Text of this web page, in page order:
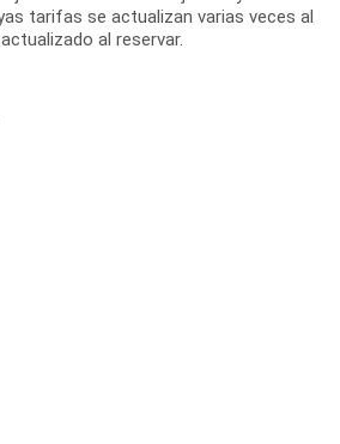
tarifas se actualizan varias veces al
al reservar.